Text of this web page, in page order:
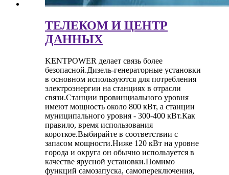
ТЕЛЕКОМ И ЦЕНТР
ДАННЫХ
KENTPOWER делает связь более
безопасной.Дизель-генераторные установки
в основном используются для потребления
электроэнергии на станциях в отрасли
связи.Станции провинциального уровня
имеют мощность около 800 кВт, а станции
муниципального уровня - 300-400 кВт.Как
правило, время использования
короткое.Выбирайте в соответствии с
запасом мощности.Ниже 120 кВт на уровне
города и округа он обычно используется в
качестве ярусной установки.Помимо
функций самозапуска, самопереключения,